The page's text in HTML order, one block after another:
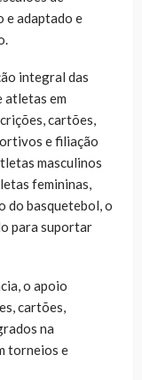
e adaptado e
integral das
atletas em
cartões,
e filiação
masculinos
femininas,
do basquetebol, o
para suportar
o apoio
cartões,
na
torneios e